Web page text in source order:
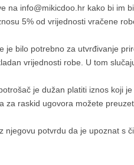
na info@mikicdoo.hr kako bi im
5% od vrijednosti vračene
je bilo potrebno za utvrđivanje
vrijednosti robe. U tom
je dužan platiti iznos koji
za raskid ugovora možete
potvrdu da je upoznat s